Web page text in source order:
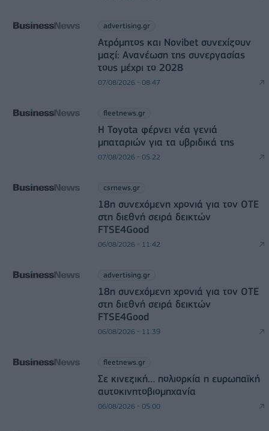
advertising.gr
Ατρόμητος και Novibet συνεχίζουν
μαζί: Ανανέωση της συνεργασίας
τους μέχρι το 2028
07/08/2026 - 08:47
fleetnews.gr
Η Toyota φέρνει νέα γενιά
μπαταριών για τα υβριδικά της
07/08/2026 - 05:22
csrnews.gr
18η συνεχόμενη χρονιά για τον ΟΤΕ
στη διεθνή σειρά δεικτών
FTSE4Good
06/08/2026 - 11:42
advertising.gr
18η συνεχόμενη χρονιά για τον ΟΤΕ
στη διεθνή σειρά δεικτών
FTSE4Good
06/08/2026 - 11:39
fleetnews.gr
Σε κινεζική… πολιορκία η ευρωπαϊκή
αυτοκινητοβιομηχανία
06/08/2026 - 05:00